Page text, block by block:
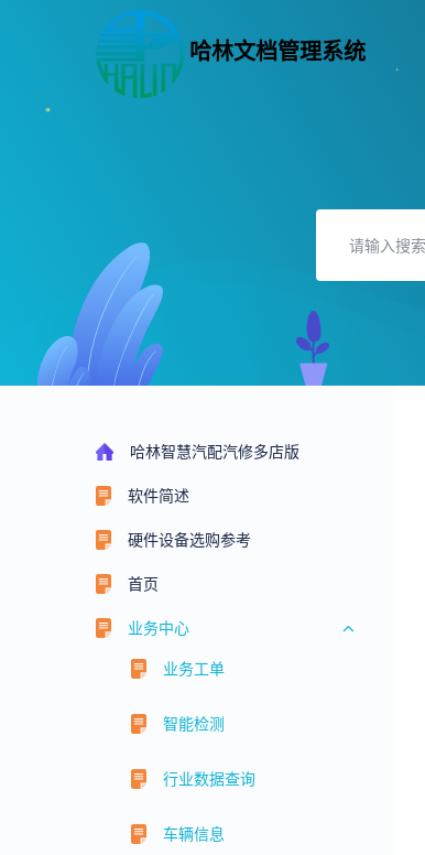
哈林文档管理系统
哈林智慧汽配汽修多店版
软件简述
硬件设备选购参考
首页
业务中心
业务工单
智能检测
行业数据查询
车辆信息